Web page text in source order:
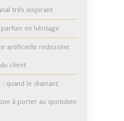
très inspirant
en héritage
artificielle redessine
client
quand le diamant
à porter au quotidien